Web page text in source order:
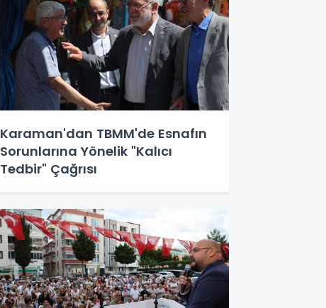
Karaman'dan TBMM'de Esnafın
Sorunlarına Yönelik "Kalıcı
Tedbir" Çağrısı